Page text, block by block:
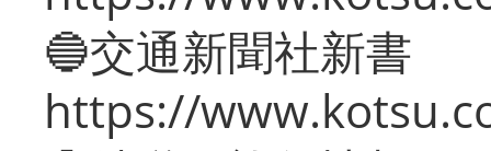
🔵交通新聞社新書
https://